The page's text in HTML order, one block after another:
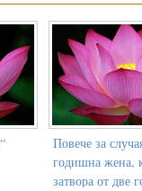
Повече за
годишна жена,
затвора от две